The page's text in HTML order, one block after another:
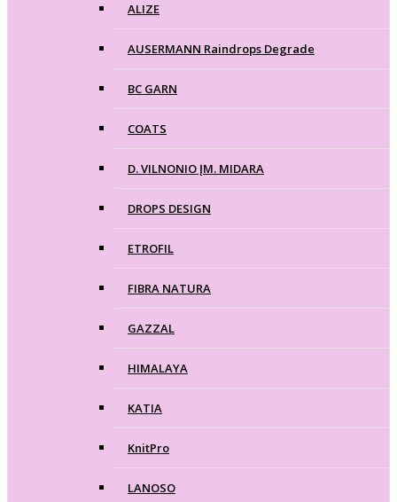
ALIZE
AUSERMANN Raindrops Degrade
BC GARN
COATS
D. VILNONIO ĮM. MIDARA
DROPS DESIGN
ETROFIL
FIBRA NATURA
GAZZAL
HIMALAYA
KATIA
KnitPro
LANOSO